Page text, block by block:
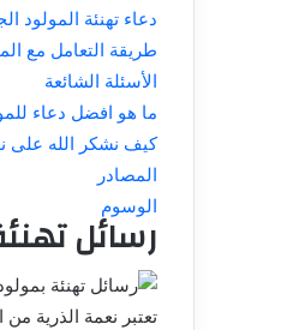
دعاء تهنئة المولود
طريقة التعامل مع
الأسئلة الشائعة
ما هو افضل دعاء
كيف نشكر الله على
المصادر
الوسوم
رسائل
تعتبر نعمة الذرية من